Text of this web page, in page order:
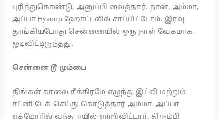
புரிந்துகொண்டு, அனுப்பி வைத்தார். நான், அம்மா,
அப்பா Hysoop ஹோட்டலில் சாப்பிட்டோம். இரவு
தூங்கியபோது சென்னையில் ஒரு நாள் வேகமாக
ஓடிவிட்டிருந்தது.
சென்னை டூ மும்பை
திங்கள் காலை சீக்கிரமே எழுந்து இட்லி மற்றும்
சட்னி பேக் செய்து கொடுத்தார் அம்மா. அப்பா
எக்மோரில் வந்து ரயில் ஏற்றிவிட்டார். திரும்பி